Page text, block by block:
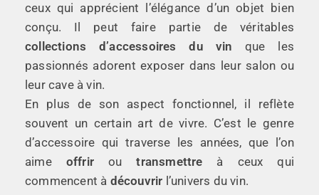
ceux qui apprécient l’élégance d’un objet bien
conçu. Il peut faire partie de véritables
collections d’accessoires du vin que les
passionnés adorent exposer dans leur salon ou
leur cave à vin.
En plus de son aspect fonctionnel, il reflète
souvent un certain art de vivre. C’est le genre
d’accessoire qui traverse les années, que l’on
aimeoffriroutransmettre à ceux qui
commencent à découvrir l’univers du vin.